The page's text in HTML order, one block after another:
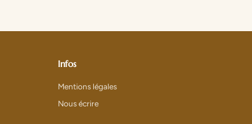
Infos
Mentions légales
Nous écrire